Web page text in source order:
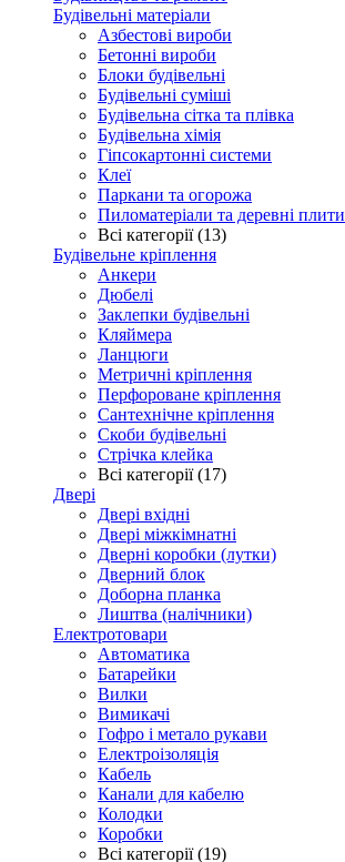
Будівельні матеріали
Азбестові вироби
Бетонні вироби
Блоки будівельні
Будівельні суміші
Будівельна сітка та плівка
Будівельна хімія
Гіпсокартонні системи
Клеї
Паркани та огорожа
Пиломатеріали та деревні плити
Всі категорії (13)
Будівельне кріплення
Анкери
Дюбелі
Заклепки будівельні
Кляймера
Ланцюги
Метричні кріплення
Перфороване кріплення
Сантехнічне кріплення
Скоби будівельні
Стрічка клейка
Всі категорії (17)
Двері
Двері вхідні
Двері міжкімнатні
Дверні коробки (лутки)
Дверний блок
Доборна планка
Лиштва (налічники)
Електротовари
Автоматика
Батарейки
Вилки
Вимикачі
Гофро і метало рукави
Електроізоляція
Кабель
Канали для кабелю
Колодки
Коробки
Всі категорії (19)